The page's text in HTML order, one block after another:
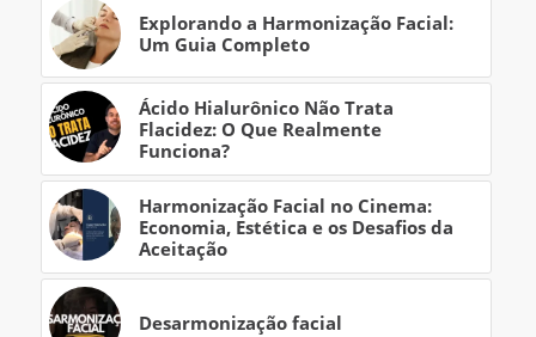
Explorando a Harmonização Facial:
Um Guia Completo
Ácido Hialurônico Não Trata
Flacidez: O Que Realmente
Funciona?
Harmonização Facial no Cinema:
Economia, Estética e os Desafios da
Aceitação
Desarmonização facial